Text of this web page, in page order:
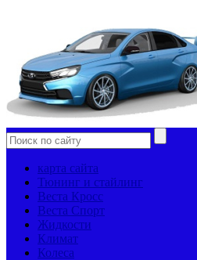
карта сайта
Тюнинг и стайлинг
Веста Кросс
Веста Спорт
Жидкости
Климат
Колеса